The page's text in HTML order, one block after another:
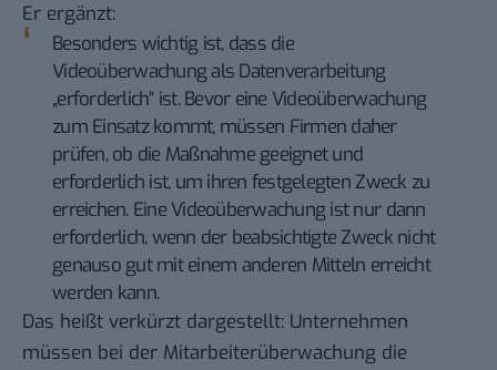
Er ergänzt:
Besonders wichtig ist, dass die
Videoüberwachung als Datenverarbeitung
„erforderlich“ ist. Bevor eine Videoüberwachung
zum Einsatz kommt, müssen Firmen daher
prüfen, ob die Maßnahme geeignet und
erforderlich ist, um ihren festgelegten Zweck zu
erreichen. Eine Videoüberwachung ist nur dann
erforderlich, wenn der beabsichtigte Zweck nicht
genauso gut mit einem anderen Mitteln erreicht
werden kann.
Das heißt verkürzt dargestellt: Unternehmen
müssen bei der Mitarbeiterüberwachung die